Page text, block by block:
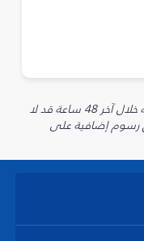
* تم الحصول على جميع الأسعار المعروضة خلال آخر 48 ساعة قد لا
رسوم إضافية على